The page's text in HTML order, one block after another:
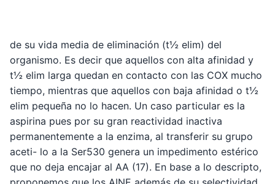
de su vida media de eliminación (t½ elim) del
organismo. Es decir que aquellos con alta afinidad y
t½ elim larga quedan en contacto con las COX mucho
tiempo, mientras que aquellos con baja afinidad o t½
elim pequeña no lo hacen. Un caso particular es la
aspirina pues por su gran reactividad inactiva
permanentemente a la enzima, al transferir su grupo
aceti- lo a la Ser530 genera un impedimento estérico
que no deja encajar al AA (17). En base a lo descripto,